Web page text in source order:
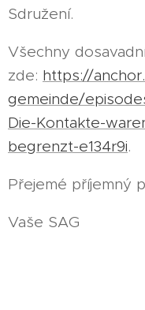
Sdružení.
Všechny
zde: https://
gemeinde/
Die-Kontakte-
begrenzt-e134r9i.
Přejemé příjemný
Vaše SAG